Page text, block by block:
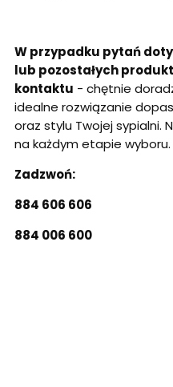
W przypadku pytań
lub pozostałych
kontaktu - chętnie
idealne rozwiązanie
oraz stylu Twojej sypialni.
na każdym etapie wyboru.
Zadzwoń:
884 606 606
884 006 600